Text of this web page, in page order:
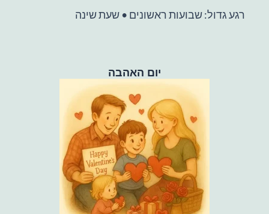
רגע גדול: שבועות ראשונים • שעת שינה
יום האהבה